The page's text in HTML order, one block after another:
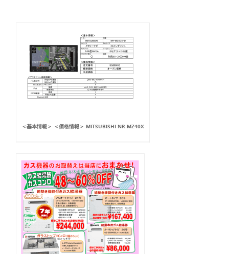
＜基本情報＞ ＜価格情報＞ MITSUBISHI NR-MZ40X